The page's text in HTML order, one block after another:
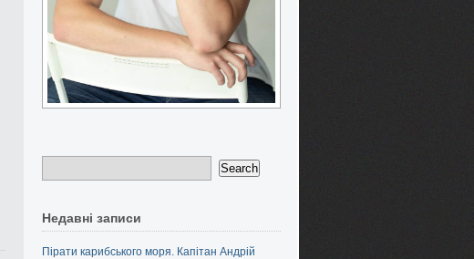
Недавні записи
Пірати карибського моря. Капітан Андрій